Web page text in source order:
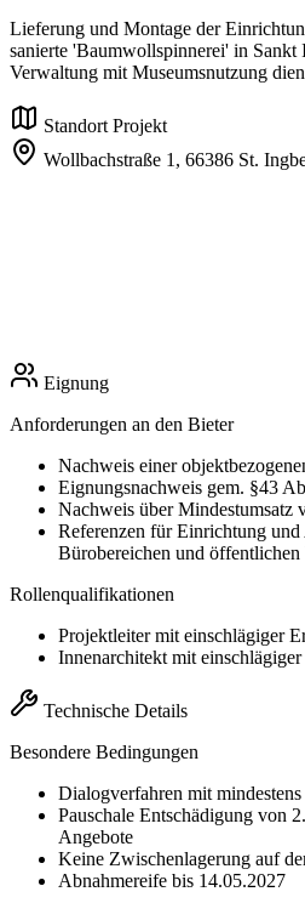
Lieferung und Montage der
sanierte 'Baumwollspinnerei' in Sankt
Verwaltung mit Museumsnutzung
Standort Projekt
Wollbachstraße 1, 66386 St.
Eignung
Anforderungen an den Bieter
Nachweis einer
Eignungsnachweis gem. §43
Nachweis über Mindestumsatz
Referenzen für Einrichtung und
Bürobereichen und öffentlichen
Rollenqualifikationen
Projektleiter mit einschlägiger
Innenarchitekt mit
Technische Details
Besondere Bedingungen
Dialogverfahren mit
Pauschale Entschädigung von
Angebote
Keine Zwischenlagerung auf
Abnahmereife bis 14.05.2027